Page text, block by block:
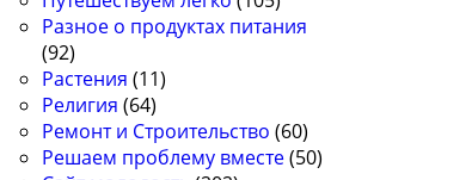
Разное о продуктах питания
(92)
Растения (11)
Религия (64)
Ремонт и Строительство (60)
Решаем проблему вместе(50)